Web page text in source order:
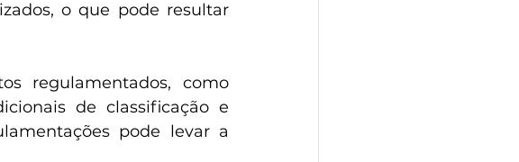
o que pode resultar
regulamentados, como
de classificação e
pode levar a